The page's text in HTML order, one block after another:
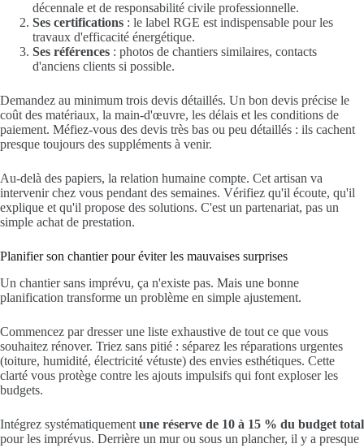
décennale et de responsabilité civile professionnelle.
Ses certifications : le label RGE est indispensable pour les
travaux d'efficacité énergétique.
Ses références : photos de chantiers similaires, contacts
d'anciens clients si possible.
Demandez au minimum trois devis détaillés. Un bon devis précise le
coût des matériaux, la main-d'œuvre, les délais et les conditions de
paiement. Méfiez-vous des devis très bas ou peu détaillés : ils cachent
presque toujours des suppléments à venir.
Au-delà des papiers, la relation humaine compte. Cet artisan va
intervenir chez vous pendant des semaines. Vérifiez qu'il écoute, qu'il
explique et qu'il propose des solutions. C'est un partenariat, pas un
simple achat de prestation.
Planifier son chantier pour éviter les mauvaises surprises
Un chantier sans imprévu, ça n'existe pas. Mais une bonne
planification transforme un problème en simple ajustement.
Commencez par dresser une liste exhaustive de tout ce que vous
souhaitez rénover. Triez sans pitié : séparez les réparations urgentes
(toiture, humidité, électricité vétuste) des envies esthétiques. Cette
clarté vous protège contre les ajouts impulsifs qui font exploser les
budgets.
Intégrez systématiquement une réserve de 10 à 15 % du budget total
pour les imprévus. Derrière un mur ou sous un plancher, il y a presque